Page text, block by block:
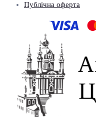
Публічна оферта